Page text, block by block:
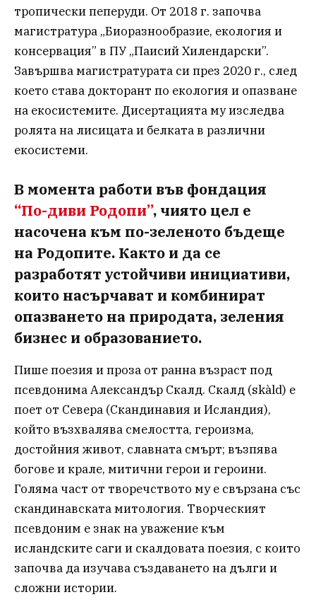
тропически пеперуди. От 2018 г. започва
магистратура „Биоразнообразие, екология и
консервация” в ПУ „Паисий Хилендарски”.
Завършва магистратурата си през 2020 г., след
което става докторант по екология и опазване
на екосистемите. Дисертацията му изследва
ролята на лисицата и белката в различни
екосистеми.
В момента работи във фондация
“По-диви Родопи”, чиято цел е
насочена към по-зеленото бъдеще
на Родопите. Както и да се
разработят устойчиви инициативи,
които насърчават и комбинират
опазването на природата, зеления
бизнес и образованието.
Пише поезия и проза от ранна възраст под
псевдонима Александър Скалд. Скалд (skàld) е
поет от Севера (Скандинавия и Исландия),
който възхвалява смелостта, героизма,
достойния живот, славната смърт; възпява
богове и крале, митични герои и героини.
Голяма част от творечството му е свързана със
скандинавската митология. Творческият
псевдоним е знак на уважение към
исландските саги и скалдовата поезия, с които
започва да изучава създаването на дълги и
сложни истории.